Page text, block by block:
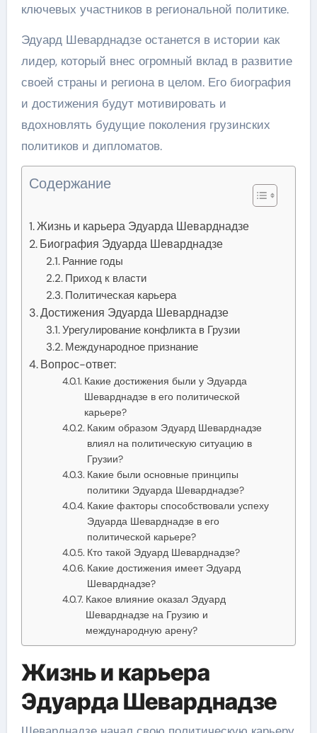
ключевых участников в региональной политике.
Эдуард Шеварднадзе останется в истории как
лидер, который внес огромный вклад в развитие
своей страны и региона в целом. Его биография
и достижения будут мотивировать и
вдохновлять будущие поколения грузинских
политиков и дипломатов.
Содержание
Жизнь и карьера Эдуарда Шеварднадзе
Биография Эдуарда Шеварднадзе
Ранние годы
Приход к власти
Политическая карьера
Достижения Эдуарда Шеварднадзе
Урегулирование конфликта в Грузии
Международное признание
Вопрос-ответ:
Какие достижения были у Эдуарда
Шеварднадзе в его политической
карьере?
Каким образом Эдуард Шеварднадзе
влиял на политическую ситуацию в
Грузии?
Какие были основные принципы
политики Эдуарда Шеварднадзе?
Какие факторы способствовали успеху
Эдуарда Шеварднадзе в его
политической карьере?
Кто такой Эдуард Шеварднадзе?
Какие достижения имеет Эдуард
Шеварднадзе?
Какое влияние оказал Эдуард
Шеварднадзе на Грузию и
международную арену?
Жизнь и карьера
Эдуарда Шеварднадзе